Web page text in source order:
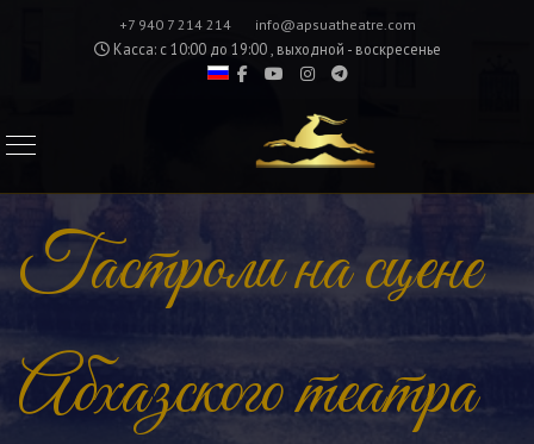
+7 940 7 214 214 info@apsuatheatre.com
Касса: с 10:00 до 19:00 , выходной - воскресенье
Гастроли на сцене
Абхазского театра